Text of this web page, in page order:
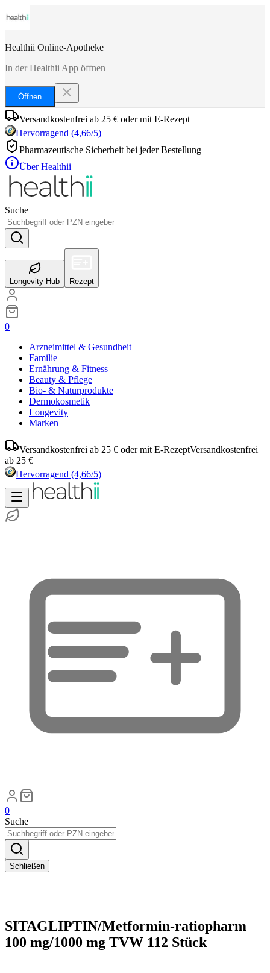
Healthii Online-Apotheke
In der Healthii App öffnen
Öffnen
Versandkostenfrei ab 25 € oder mit E-Rezept
Hervorragend (4,66/5)
Pharmazeutische Sicherheit bei jeder Bestellung
Über Healthii
Suche
Longevity Hub Rezept
0
Arzneimittel & Gesundheit
Familie
Ernährung & Fitness
Beauty & Pflege
Bio- & Naturprodukte
Dermokosmetik
Longevity
Marken
Versandkostenfrei ab 25 € oder mit E-RezeptVersandkostenfrei
ab 25 €
Hervorragend (4,66/5)
0
Suche
Schließen
SITAGLIPTIN/Metformin-ratiopharm
100 mg/1000 mg TVW 112 Stück